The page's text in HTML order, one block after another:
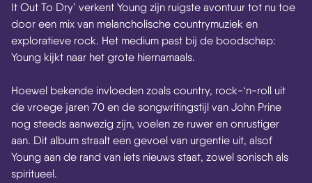
It Out To Dry’ verkent Young zijn ruigste avontuur tot nu toe
door een mix van melancholische countrymuziek en
exploratieve rock. Het medium past bij de boodschap:
Young kijkt naar het grote hiernamaals.
Hoewel bekende invloeden zoals country, rock-‘n-roll uit
de vroege jaren 70 en de songwritingstijl van John Prine
nog steeds aanwezig zijn, voelen ze ruwer en onrustiger
aan. Dit album straalt een gevoel van urgentie uit, alsof
Young aan de rand van iets nieuws staat, zowel sonisch als
spiritueel.